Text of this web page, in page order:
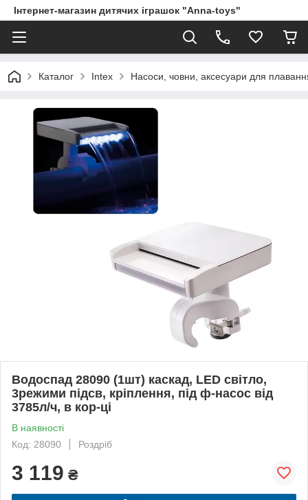
Інтернет-магазин дитячих іграшок "Anna-toys"
Каталог Intex Насоси, човни, аксесуари для
Водоспад 28090 (1шт) каскад, LED світло,
3режими підсв, кріплення, під ф-насос від
3785л/ч, в кор-ці
В наявності
Код: 28090
Роздріб
3 119 ₴